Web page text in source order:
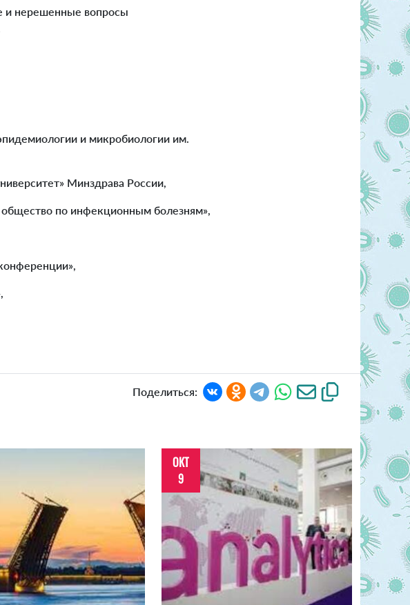
и нерешенные вопросы
и микробиологии им.
Минздрава России,
по инфекционным болезням»,
Поделиться:
ОКТ
9